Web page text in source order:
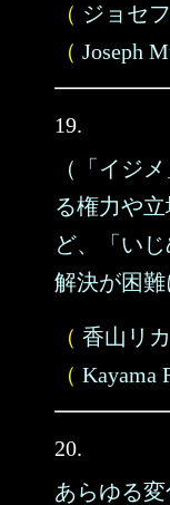
（ ジョセ
（ Joseph
19.
（「イジ
る権力や
ど、「い
解決が困難
（ 香山リカ
（ Kayama
20.
あらゆる変